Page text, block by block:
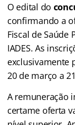
O edital do
confirmando a
Fiscal de Saúde
IADES. As
exclusivamente
20 de março a
A remuneração
certame oferta